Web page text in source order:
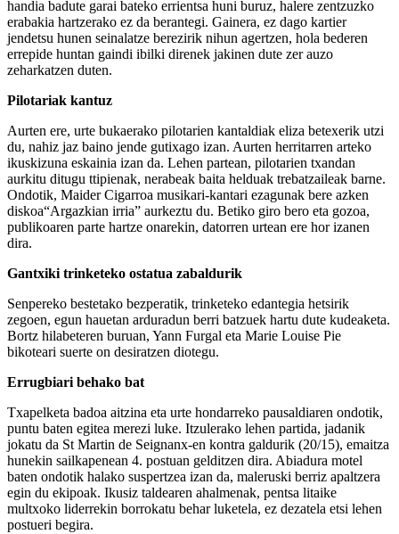
handia badute garai bateko errientsa huni buruz, halere zentzuzko
erabakia hartzerako ez da berantegi. Gainera, ez dago kartier
jendetsu hunen seinalatze berezirik nihun agertzen, hola bederen
errepide huntan gaindi ibilki direnek jakinen dute zer auzo
zeharkatzen duten.
Pilotariak kantuz
Aurten ere, urte bukaerako pilotarien kantaldiak eliza betexerik utzi
du, nahiz jaz baino jende gutixago izan. Aurten herritarren arteko
ikuskizuna eskainia izan da. Lehen partean, pilotarien txandan
aurkitu ditugu ttipienak, nerabeak baita helduak trebatzaileak barne.
Ondotik, Maider Cigarroa musikari-kantari ezagunak bere azken
diskoa“Argazkian irria” aurkeztu du. Betiko giro bero eta gozoa,
publikoaren parte hartze onarekin, datorren urtean ere hor izanen
dira.
Gantxiki trinketeko ostatua zabaldurik
Senpereko bestetako bezperatik, trinketeko edantegia hetsirik
zegoen, egun hauetan arduradun berri batzuek hartu dute kudeaketa.
Bortz hilabeteren buruan, Yann Furgal eta Marie Louise Pie
bikoteari suerte on desiratzen diotegu.
Errugbiari behako bat
Txapelketa badoa aitzina eta urte hondarreko pausaldiaren ondotik,
puntu baten egitea merezi luke. Itzulerako lehen partida, jadanik
jokatu da St Martin de Seignanx-en kontra galdurik (20/15), emaitza
hunekin sailkapenean 4. postuan gelditzen dira. Abiadura motel
baten ondotik halako suspertzea izan da, maleruski berriz apaltzera
egin du ekipoak. Ikusiz taldearen ahalmenak, pentsa litaike
multxoko liderrekin borrokatu behar luketela, ez dezatela etsi lehen
postueri begira.